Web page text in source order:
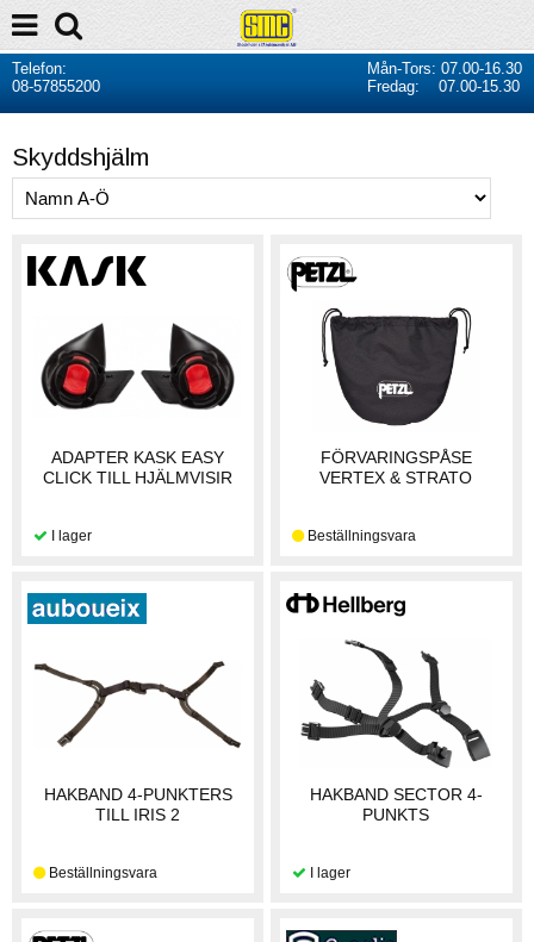
Telefon:
08-57855200
Mån-Tors: 07.00-16.30
Fredag: 07.00-15.30
Skyddshjälm
ADAPTER KASK EASY
CLICK TILL HJÄLMVISIR
FÖRVARINGSPÅSE
VERTEX & STRATO
HAKBAND 4-PUNKTERS
TILL IRIS 2
HAKBAND SECTOR 4-
PUNKTS